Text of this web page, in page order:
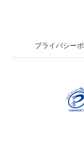
プライバシー